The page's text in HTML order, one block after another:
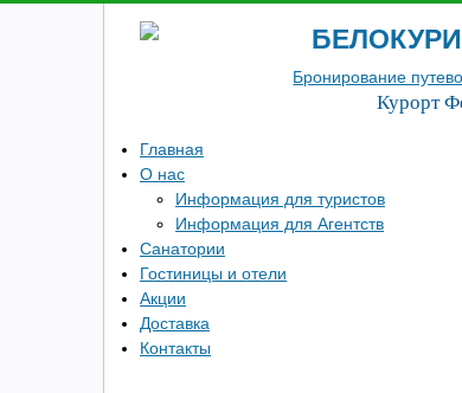
Бронирование
Курорт
Главная
О нас
Информация для туристов
Информация для Агентств
Санатории
Гостиницы и отели
Акции
Доставка
Контакты